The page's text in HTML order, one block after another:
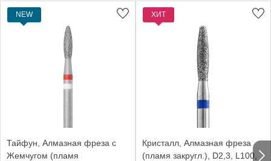
NEW
Тайфун, Алмазная фреза с
Жемчугом (пламя
ХИТ
Кристалл, Алмазная фреза
(пламя закругл.), D2,3, L100,